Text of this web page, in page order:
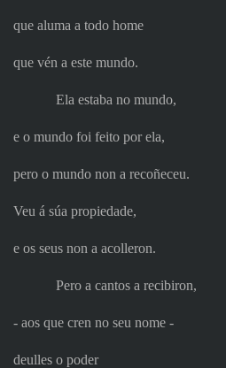
que aluma a todo home
que vén a este mundo.
Ela estaba no mundo,
e o mundo foi feito por ela,
pero o mundo non a recoñeceu.
Veu á súa propiedade,
e os seus non a acolleron.
Pero a cantos a recibiron,
‑ aos que cren no seu nome ‑
deulles o poder